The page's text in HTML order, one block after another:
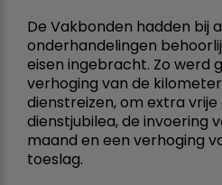
De Vakbonden hadden bij
onderhandelingen
eisen ingebracht. Zo werd
verhoging van de
dienstreizen, om extra vrije
dienstjubilea, de invoering
maand en een verhoging
toeslag.